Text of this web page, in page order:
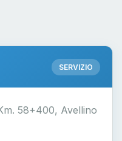
SERVIZIO
58+400, Avellino